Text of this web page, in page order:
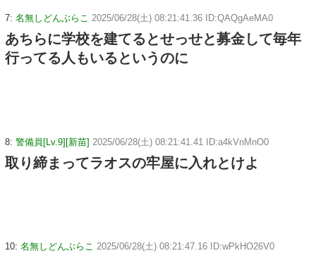
7: 名無しどんぶらこ 2025/06/28(土) 08:21:41.36 ID:QAQgAeMA0
あちらに学校を建てるとせっせと募金して毎年
行ってる人もいるというのに
8: 警備員[Lv.9][新苗] 2025/06/28(土) 08:21:41.41 ID:a4kVnMnO0
取り締まってラオスの牢屋に入れとけよ
10: 名無しどんぶらこ 2025/06/28(土) 08:21:47.16 ID:wPkHO26V0